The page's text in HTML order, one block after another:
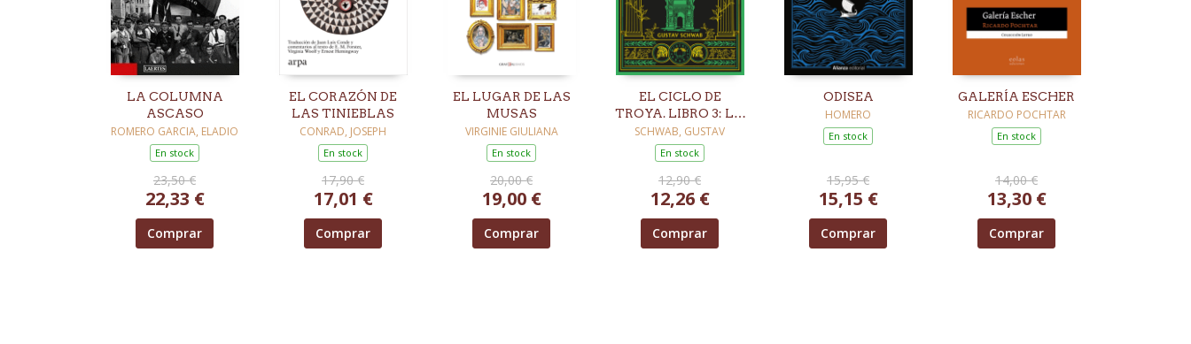
LA COLUMNA
ASCASO
ROMERO GARCIA, ELADIO
En stock
23,50 €
22,33 €
Comprar
EL CORAZÓN DE
LAS TINIEBLAS
CONRAD, JOSEPH
En stock
17,90 €
17,01 €
Comprar
EL LUGAR DE LAS
MUSAS
VIRGINIE GIULIANA
En stock
20,00 €
19,00 €
Comprar
EL CICLO DE
TROYA. LIBRO 3: LA
PATRIA DE ENEAS
SCHWAB, GUSTAV
En stock
12,90 €
12,26 €
Comprar
ODISEA
HOMERO
En stock
15,95 €
15,15 €
Comprar
GALERÍA ESCHER
RICARDO POCHTAR
En stock
14,00 €
13,30 €
Comprar